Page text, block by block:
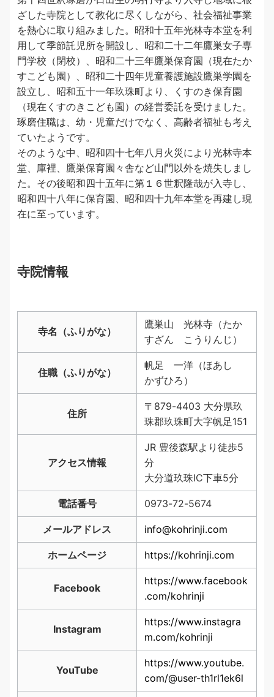
ざした寺院として教化に尽くしながら、社会福祉事業
を熱心に取り組みました。昭和十五年光林寺本堂を利
用して季節託児所を開設し、昭和二十二年鷹巣女子専
門学校（閉校）、昭和二十三年鷹巣保育園（現在たか
すこども園）、昭和二十四年児童養護施設鷹巣学園を
設立し、昭和五十一年玖珠町より、くすのき保育園
（現在くすのきこども園）の経営委託を受けました。
琢磨住職は、幼・児童だけでなく、高齢者福祉も考え
ていたようです。
そのような中、昭和四十七年八月火災により光林寺本
堂、庫裡、鷹巣保育園々舎など山門以外を焼失しまし
た。その後昭和四十五年に第１６世釈隆哉が入寺し、
昭和四十八年に保育園、昭和四十九年本堂を再建し現
在に至っています。
寺院情報
寺名（ふりがな）
鷹巣山 光林寺（たか
すざん こうりんじ）
住職（ふりがな）
帆足 一洋（ほあし
かずひろ）
住所
〒879-4403 大分県玖
珠郡玖珠町大字帆足151
アクセス情報
JR 豊後森駅より徒歩5
分
大分道玖珠IC下車5分
電話番号 0973-72-5674
メールアドレス info@kohrinji.com
ホームページ https://kohrinji.com
Facebook
https://www.facebook
.com/kohrinji
Instagram
https://www.instagra
m.com/kohrinji
YouTube
https://www.youtube.
com/@user-th1rl1ek6l